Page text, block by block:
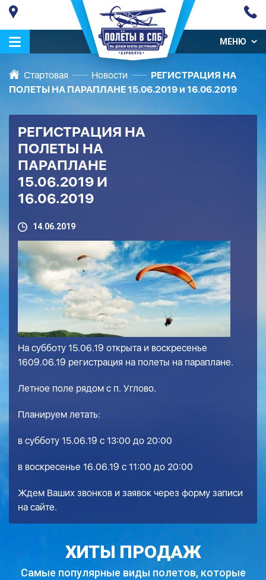
МЕНЮ
Стартовая Новости
РЕГИСТРАЦИЯ НА
ПОЛЕТЫ НА ПАРАПЛАНЕ 15.06.2019 и 16.06.2019
РЕГИСТРАЦИЯ НА
ПОЛЕТЫ НА
ПАРАПЛАНЕ
15.06.2019 И
16.06.2019
14.06.2019
На субботу 15.06.19 открыта и воскресенье
1609.06.19 регистрация на полеты на параплане.
Летное поле рядом с п. Углово.
Планируем летать:
в субботу 15.06.19 с 13:00 до 20:00
в воскресенье 16.06.19 с 11:00 до 20:00
Ждем Ваших звонков и заявок через форму записи
на сайте.
ХИТЫ ПРОДАЖ
Самые популярные виды полетов, которые